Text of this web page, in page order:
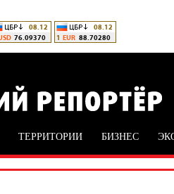
ТЕРРИТОРИИ БИЗНЕС